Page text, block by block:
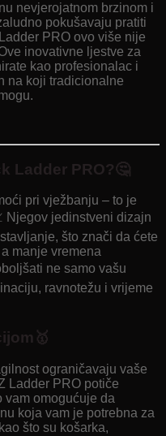
nevjerojatnom brzinom i
pokušavaju pratiti
PRO ovo više nije
inovativne ljestve za
kao profesionalac i
na koji tradicionalne
Ladder PRO?🤔
pri vježbanju – to je
Njegov jedinstveni dizajn
što znači da ćete
manje vremena
ne samo vašu
ravnotežu i vrijeme
ograničavaju vaše
Ladder PRO potiče
vam omogućuje da
koja vam je potrebna za
što su košarka,